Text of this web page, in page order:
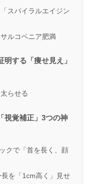
スパイラルエイジン
ルコペニア肥満
明する「痩せ見え」
らせる
視覚補正」3つの神
クで「首を長く、顔
を「1cm高く」見せ